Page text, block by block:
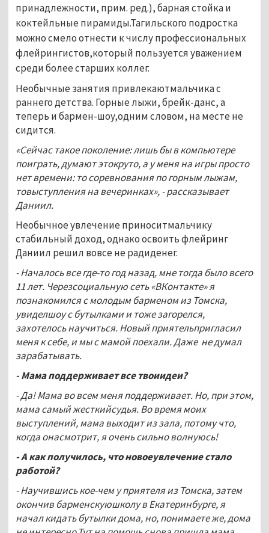
принадлежности, прим. ред.), барная стойка и
коктейльные пирамиды.Тагильского подростка
можно смело отнести к числу профессиональных
флейрингистов,который пользуется уважением
среди более старших коллег.
Необычные занятия привлекаютмальчика с
раннего детства. Горные лыжи, брейк-данс, а
теперь и бармен-шоу,одним словом, на месте не
сидится.
«Сейчас такое поколение: лишь бы в компьютере
поиграть, думают этокруто, а у меня на игры просто
нет времени: то соревнования по горным лыжам,
товыступления на вечеринках», - рассказывает
Даниил.
Необычное увлечение приноситмальчику
стабильный доход, однако освоить флейринг
Даниил решил вовсе не радиденег.
- Началось все где-то год назад, мне тогда было всего
11 лет. Черезсоциальную сеть «ВКонтакте» я
познакомился с молодым барменом из Томска,
увиделшоу с бутылками и тоже загорелся,
захотелось научиться. Новый приятельпригласил
меня к себе, и мы с мамой поехали. Даже не думал
зарабатывать.
- Мама поддерживает все твоиидеи?
- Да! Мама во всем меня поддерживает. Но, при этом,
мама самый жесткийсудья. Во время моих
выступлений, мама выходит из зала, потому что,
когда онасмотрит, я очень сильно волнуюсь!
- А как получилось, что новоеувлечение стало
работой?
- Научившись кое-чем у приятеля из Томска, затем
окончив барменскуюшколу в Екатеринбурге, я
начал кидать бутылки дома, но, понимаете же, дома